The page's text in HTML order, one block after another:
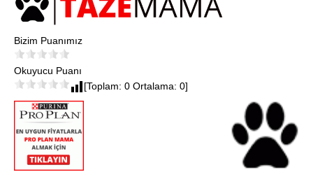
Bizim Puanımız
Okuyucu Puanı
[Toplam: 0 Ortalama: 0]